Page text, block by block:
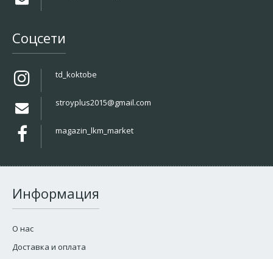
Соцсети
td_koktobe
stroyplus2015@gmail.com
magazin_lkm_market
Информация
О нас
Доставка и оплата